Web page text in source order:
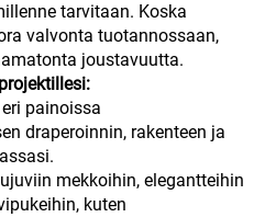
tarvitaan. Koska
valvonta tuotannossaan,
joustavuutta.
painoissa
draperoinnin, rakenteen ja
mekkoihin, elegantteihin
kuten